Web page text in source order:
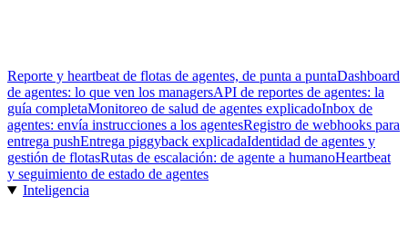
Reporte y heartbeat de flotas de agentes, de punta a puntaDashboard
de agentes: lo que ven los managersAPI de reportes de agentes: la
guía completaMonitoreo de salud de agentes explicadoInbox de
agentes: envía instrucciones a los agentesRegistro de webhooks para
entrega pushEntrega piggyback explicadaIdentidad de agentes y
gestión de flotasRutas de escalación: de agente a humanoHeartbeat
y seguimiento de estado de agentes
Inteligencia